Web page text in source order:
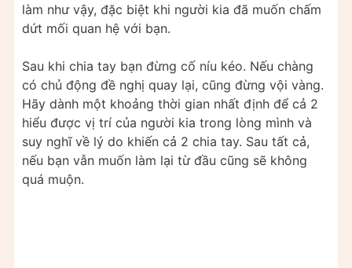
làm như vậy, đặc biệt khi người kia đã muốn chấm
dứt mối quan hệ với bạn.
Sau khi chia tay bạn đừng cố níu kéo. Nếu chàng
có chủ động đề nghị quay lại, cũng đừng vội vàng.
Hãy dành một khoảng thời gian nhất định để cả 2
hiểu được vị trí của người kia trong lòng mình và
suy nghĩ về lý do khiến cả 2 chia tay. Sau tất cả,
nếu bạn vẫn muốn làm lại từ đầu cũng sẽ không
quá muộn.